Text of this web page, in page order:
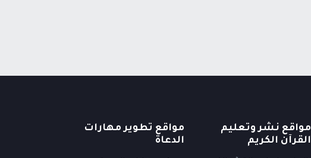
مواقع نشر وتعليم
القرآن الكريم
مواقع تطوير مهارات
الدعاة